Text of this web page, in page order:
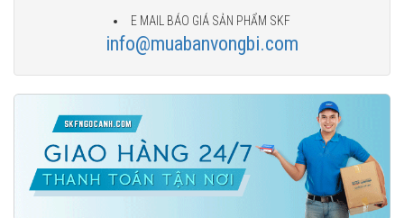
E MAIL BÁO GIÁ SẢN PHẨM SKF
info@muabanvongbi.com